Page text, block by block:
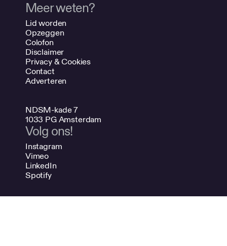
Meer weten?
Lid worden
Opzeggen
Colofon
Disclaimer
Privacy & Cookies
Contact
Adverteren
NDSM-kade 7
1033 PG Amsterdam
Volg ons!
Instagram
Vimeo
LinkedIn
Spotify